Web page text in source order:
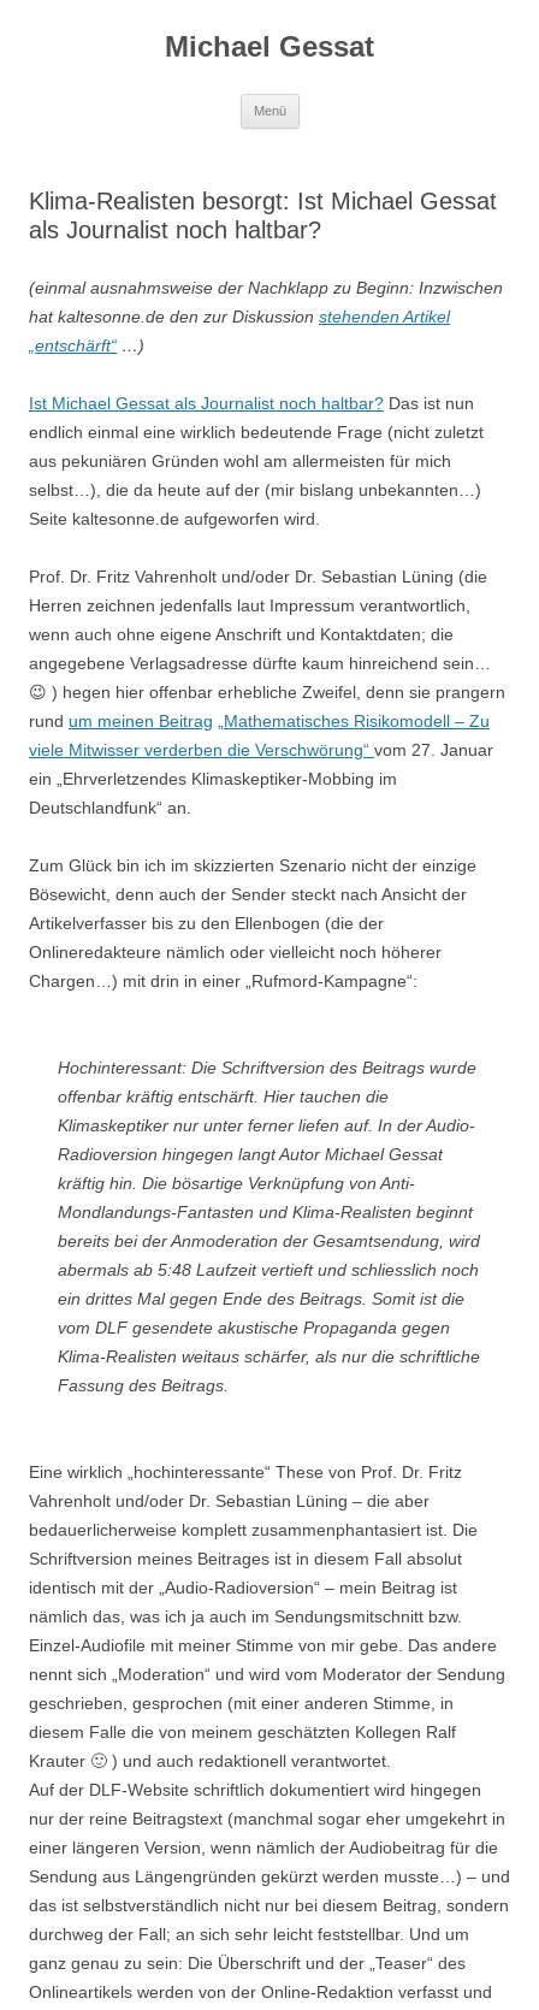
Michael Gessat
Menü
Klima-Realisten besorgt: Ist Michael Gessat
als Journalist noch haltbar?
(einmal ausnahmsweise der Nachklapp zu Beginn: Inzwischen
hat kaltesonne.de den zur Diskussion stehenden Artikel
„entschärft“ …)
Ist Michael Gessat als Journalist noch haltbar? Das ist nun
endlich einmal eine wirklich bedeutende Frage (nicht zuletzt
aus pekuniären Gründen wohl am allermeisten für mich
selbst…), die da heute auf der (mir bislang unbekannten…)
Seite kaltesonne.de aufgeworfen wird.
Prof. Dr. Fritz Vahrenholt und/oder Dr. Sebastian Lüning (die
Herren zeichnen jedenfalls laut Impressum verantwortlich,
wenn auch ohne eigene Anschrift und Kontaktdaten; die
angegebene Verlagsadresse dürfte kaum hinreichend sein…
😉 ) hegen hier offenbar erhebliche Zweifel, denn sie prangern
rund um meinen Beitrag
„Mathematisches Risikomodell – Zu
viele Mitwisser verderben die Verschwörung“ vom 27. Januar
ein „Ehrverletzendes Klimaskeptiker-Mobbing im
Deutschlandfunk“ an.
Zum Glück bin ich im skizzierten Szenario nicht der einzige
Bösewicht, denn auch der Sender steckt nach Ansicht der
Artikelverfasser bis zu den Ellenbogen (die der
Onlineredakteure nämlich oder vielleicht noch höherer
Chargen…) mit drin in einer „Rufmord-Kampagne“:
Hochinteressant: Die Schriftversion des Beitrags wurde
offenbar kräftig entschärft. Hier tauchen die
Klimaskeptiker nur unter ferner liefen auf. In der Audio-
Radioversion hingegen langt Autor Michael Gessat
kräftig hin. Die bösartige Verknüpfung von Anti-
Mondlandungs-Fantasten und Klima-Realisten beginnt
bereits bei der Anmoderation der Gesamtsendung, wird
abermals ab 5:48 Laufzeit vertieft und schliesslich noch
ein drittes Mal gegen Ende des Beitrags. Somit ist die
vom DLF gesendete akustische Propaganda gegen
Klima-Realisten weitaus schärfer, als nur die schriftliche
Fassung des Beitrags.
Eine wirklich „hochinteressante“ These von Prof. Dr. Fritz
Vahrenholt und/oder Dr. Sebastian Lüning – die aber
bedauerlicherweise komplett zusammenphantasiert ist. Die
Schriftversion meines Beitrages ist in diesem Fall absolut
identisch mit der „Audio-Radioversion“ – mein Beitrag ist
nämlich das, was ich ja auch im Sendungsmitschnitt bzw.
Einzel-Audiofile mit meiner Stimme von mir gebe. Das andere
nennt sich „Moderation“ und wird vom Moderator der Sendung
geschrieben, gesprochen (mit einer anderen Stimme, in
diesem Falle die von meinem geschätzten Kollegen Ralf
Krauter 🙂 ) und auch redaktionell verantwortet.
Auf der DLF-Website schriftlich dokumentiert wird hingegen
nur der reine Beitragstext (manchmal sogar eher umgekehrt in
einer längeren Version, wenn nämlich der Audiobeitrag für die
Sendung aus Längengründen gekürzt werden musste…) – und
das ist selbstverständlich nicht nur bei diesem Beitrag, sondern
durchweg der Fall; an sich sehr leicht feststellbar. Und um
ganz genau zu sein: Die Überschrift und der „Teaser“ des
Onlineartikels werden von der Online-Redaktion verfasst und